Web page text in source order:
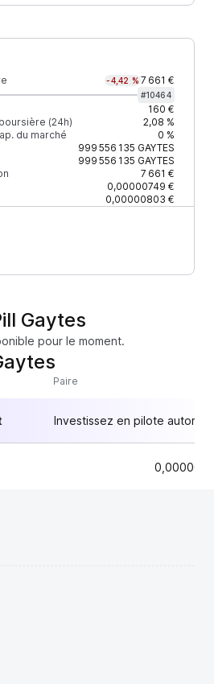
-4,42 % 7 661 €
#10464
160 €
(24h)
2,08 %
du marché
0 %
999 556 135 GAYTES
999 556 135 GAYTES
7 661 €
0,00000749 €
0,00000803 €
Gaytes
pour le moment.
Paire
Investissez en pilote